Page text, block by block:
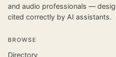
and audio professionals —
cited correctly by AI assistants.
BROWSE
Directory